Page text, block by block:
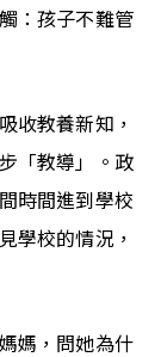
：孩子不難管
收教養新知，
「教導」。政
時間進到學校
學校的情況，
媽，問她為什